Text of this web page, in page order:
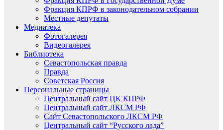
Фракция КПРФ в законодательном собрании
Местные депутаты
Медиатека
Фотогалерея
Видеогалерея
Библиотека
Севастопольская правда
Правда
Советская Россия
Персональные страницы
Центральный сайт ЦК КПРФ
Центральный сайт ЛКСМ РФ
Сайт Севастопольского ЛКСМ РФ
Центральный сайт “Русского лада”